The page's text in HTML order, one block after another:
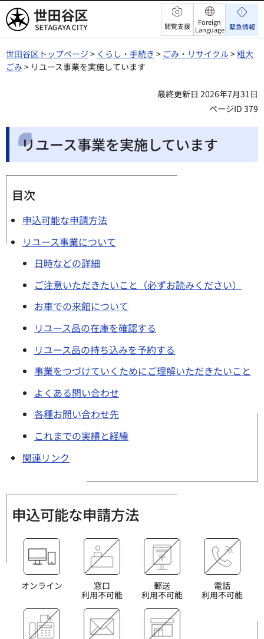
世田谷区 閲覧支援
Foreign
Language 緊急情報
世田谷区トップページ > くらし・手続き > ごみ・リサイクル >粗大
ごみ > リユース事業を実施しています
最終更新日 2026年7月31日
ページID 379
リユース事業を実施しています
目次
申込可能な申請方法
リユース事業について
日時などの詳細
ご注意いただきたいこと（必ずお読みください）
お車での来館について
リユース品の在庫を確認する
リユース品の持ち込みを予約する
事業をつづけていくためにご理解いただきたいこと
よくある問い合わせ
各種お問い合わせ先
これまでの実績と経緯
関連リンク
申込可能な申請方法
オンライン
窓口
利用不可能
郵送
利用不可能
電話
利用不可能